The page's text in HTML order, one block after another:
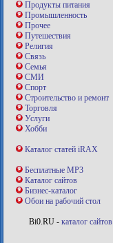
Продукты питания
Промышленность
Прочее
Путешествия
Религия
Связь
Семья
СМИ
Спорт
Строительство и ремонт
Торговля
Услуги
Хобби
Каталог статей iRAX
Бесплатные MP3
Каталог сайтов
Бизнес-каталог
Обои на рабочий стол
Bi0.RU - каталог сайтов